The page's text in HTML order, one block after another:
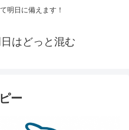
明日に備えます！
はどっと混む
ー